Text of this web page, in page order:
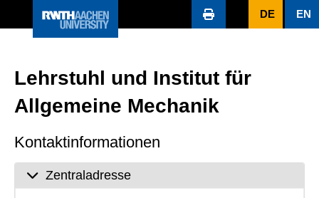
DE EN
Lehrstuhl und Institut für
Allgemeine Mechanik
Kontaktinformationen
Zentraladresse